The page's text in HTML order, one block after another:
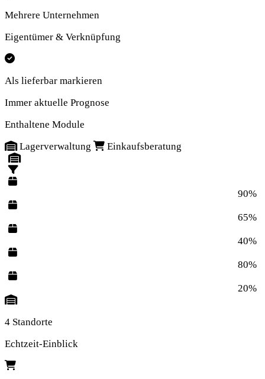
Mehrere Unternehmen
Eigentümer & Verknüpfung
Als lieferbar markieren
Immer aktuelle Prognose
Enthaltene Module
Lagerverwaltung
Einkaufsberatung
90%
65%
40%
80%
20%
4 Standorte
Echtzeit-Einblick